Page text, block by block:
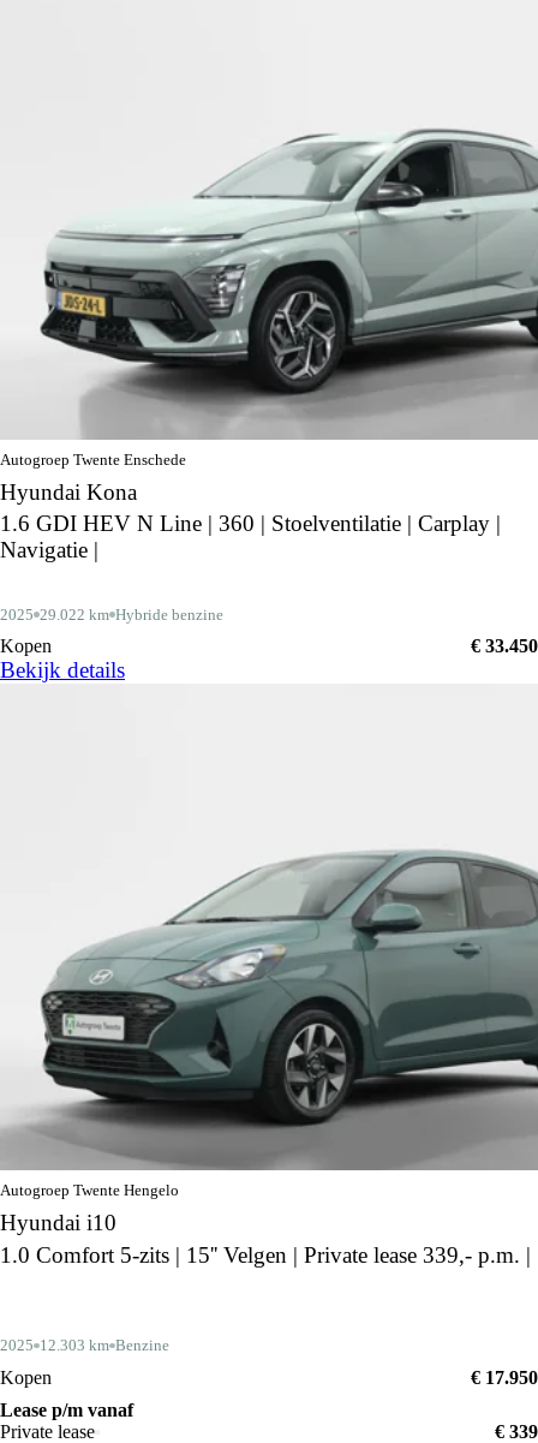
Autogroep Twente Enschede
Hyundai Kona
1.6 GDI HEV N Line | 360 | Stoelventilatie | Carplay |
Navigatie |
2025 29.022 km Hybride benzine
Kopen € 33.450
Bekijk details
Autogroep Twente Hengelo
Hyundai i10
1.0 Comfort 5-zits | 15'' Velgen | Private lease 339,- p.m. |
2025 12.303 km Benzine
Kopen
€ 17.950
Lease p/m vanaf
Private lease
€ 339